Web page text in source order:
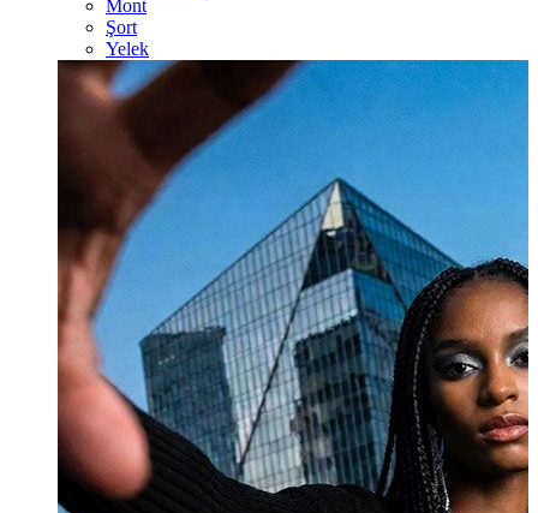
Mont
Şort
Yelek